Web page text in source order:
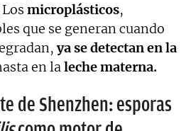
Los microplásticos,
que se generan cuando
ya se detectan en la
en laleche materna.
de Shenzhen: esporas